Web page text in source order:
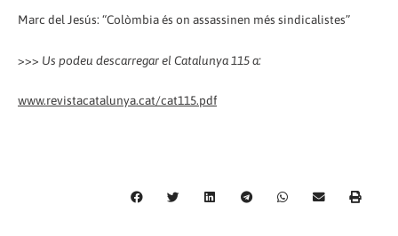
Marc del Jesús: “Colòmbia és on assassinen més sindicalistes”
>>> Us podeu descarregar el Catalunya 115 a:
www.revistacatalunya.cat/cat115.pdf